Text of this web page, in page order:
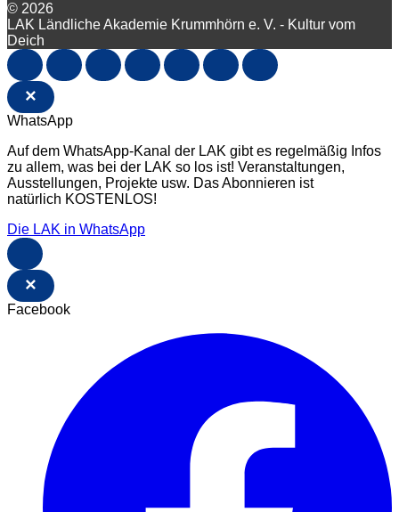
© 2026
LAK Ländliche Akademie Krummhörn e. V. - Kultur vom
Deich
×
WhatsApp
Auf dem WhatsApp-Kanal der LAK gibt es regelmäßig Infos
zu allem, was bei der LAK so los ist! Veranstaltungen,
Ausstellungen, Projekte usw. Das Abonnieren ist
natürlich KOSTENLOS!
Die LAK in WhatsApp
×
Facebook